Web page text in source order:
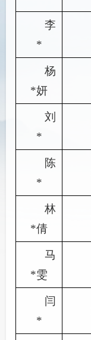
李
*
杨
*妍
刘
*
陈
*
林
*倩
马
*雯
闫
*